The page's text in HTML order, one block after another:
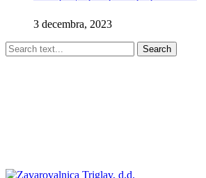
3 decembra, 2023
Search